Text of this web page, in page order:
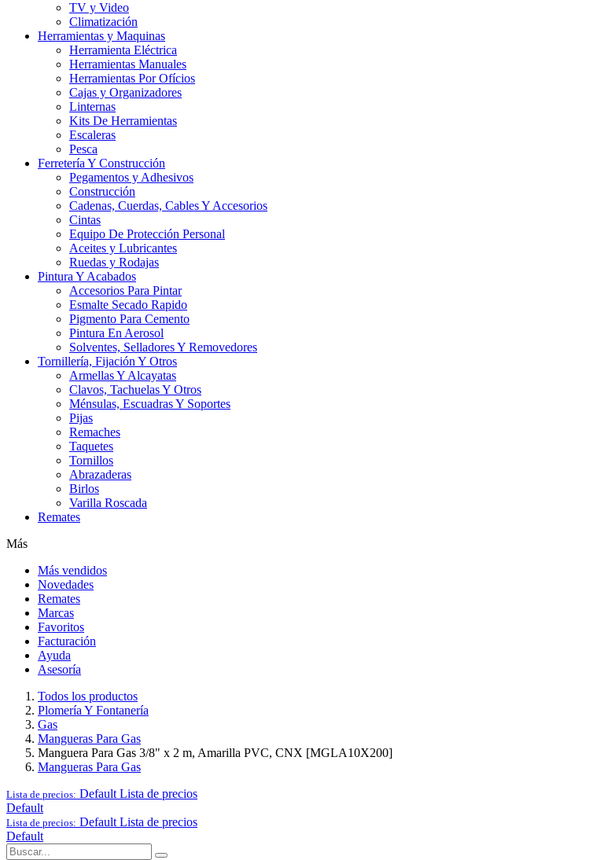
TV y Video
Climatización
Herramientas y Maquinas
Herramienta Eléctrica
Herramientas Manuales
Herramientas Por Ofícios
Cajas y Organizadores
Linternas
Kits De Herramientas
Escaleras
Pesca
Ferretería Y Construcción
Pegamentos y Adhesivos
Construcción
Cadenas, Cuerdas, Cables Y Accesorios
Cintas
Equipo De Protección Personal
Aceites y Lubricantes
Ruedas y Rodajas
Pintura Y Acabados
Accesorios Para Pintar
Esmalte Secado Rapido
Pigmento Para Cemento
Pintura En Aerosol
Solventes, Selladores Y Removedores
Tornillería, Fijación Y Otros
Armellas Y Alcayatas
Clavos, Tachuelas Y Otros
Ménsulas, Escuadras Y Soportes
Pijas
Remaches
Taquetes
Tornillos
Abrazaderas
Birlos
Varilla Roscada
Remates
Más
Más vendidos
Novedades
Remates
Marcas
Favoritos
Facturación
Ayuda
Asesoría
Todos los productos
Plomería Y Fontanería
Gas
Mangueras Para Gas
Manguera Para Gas 3/8" x 2 m, Amarilla PVC, CNX [MGLA10X200]
Mangueras Para Gas
Lista de precios: Default Lista de precios
Default
Lista de precios: Default Lista de precios
Default